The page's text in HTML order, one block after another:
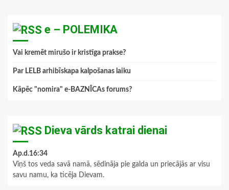
e – POLEMIKA
Vai kremēt mirušo ir kristīga prakse?
Par LELB arhibīskapa kalpošanas laiku
Kāpēc "nomira" e-BAZNĪCAs forums?
Dieva vārds katrai dienai
Ap.d.16:34
Viņš tos veda savā namā, sēdināja pie galda un priecājās ar visu
savu namu, ka ticēja Dievam.